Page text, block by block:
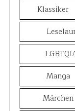
Klassiker
Manga
Märchen